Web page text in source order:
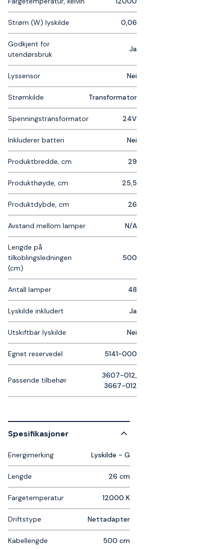
Strøm (W) lyskilde 0,06
Godkjent for
utendørsbruk
Ja
Lyssensor Nei
Strømkilde Transformator
Spenningstransformator 24V
Inkluderer batteri Nei
Produktbredde, cm 29
Produkthøyde, cm 25,5
Produktdybde, cm 26
Avstand mellom lamper N/A
Lengde på
tilkoblingsledningen
(cm)
500
Antall lamper 48
Lyskilde inkludert Ja
Utskiftbar lyskilde Nei
Egnet reservedel 5141-000
Passende tilbehør
3607-012,
3667-012
Spesifikasjoner
Energimerking Lyskilde - G
Lengde 26 cm
Fargetemperatur 12000 K
Driftstype Nettadapter
Kabellengde 500 cm